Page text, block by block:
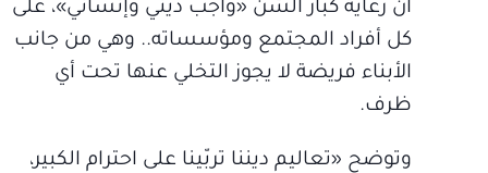
أن رعاية كبار السّن «واجب ديني وإنساني»، على
كل أفراد المجتمع ومؤسساته.. وهي من جانب
الأبناء فريضة لا يجوز التخلي عنها تحت أي
ظرف.
وتوضح «تعاليم ديننا تربّينا على احترام الكبير،